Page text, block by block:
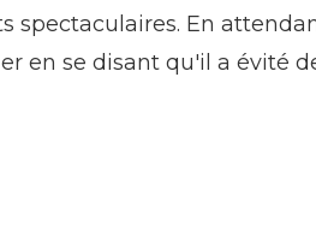
spectaculaires. En
en se disant qu'il a évité